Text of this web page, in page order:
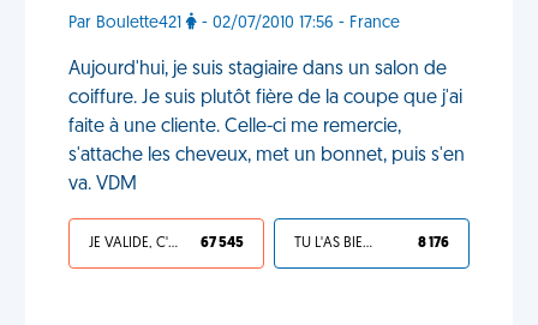
Par Boulette421 - 02/07/2010 17:56 - France
Aujourd'hui, je suis stagiaire dans un salon de
coiffure. Je suis plutôt fière de la coupe que j'ai
faite à une cliente. Celle-ci me remercie,
s'attache les cheveux, met un bonnet, puis s'en
va. VDM
JE VALIDE, C'EST UNE VDM 67 545 TU L'AS BIEN MÉRITÉ 8 176